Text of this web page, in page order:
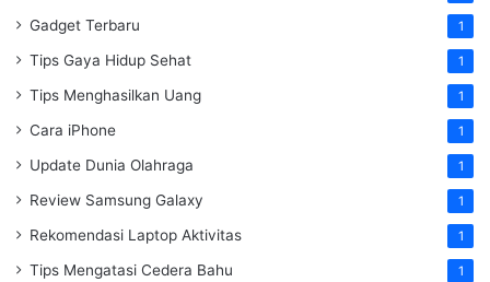
Gadget Terbaru 1
Tips Gaya Hidup Sehat 1
Tips Menghasilkan Uang 1
Cara iPhone 1
Update Dunia Olahraga 1
Review Samsung Galaxy 1
Rekomendasi Laptop Aktivitas 1
Tips Mengatasi Cedera Bahu 1